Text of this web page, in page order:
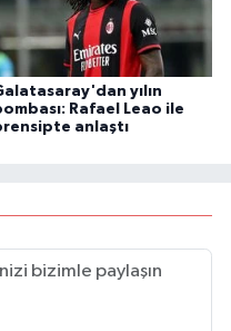
yılın
Rafael Leao ile
anlaştı